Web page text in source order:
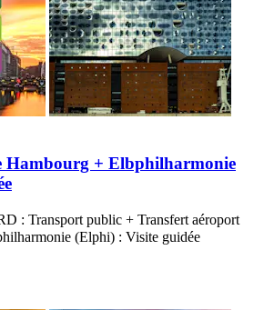
Hambourg + Elbphilharmonie
: Transport public + Transfert aéroport
(Elphi) : Visite guidée